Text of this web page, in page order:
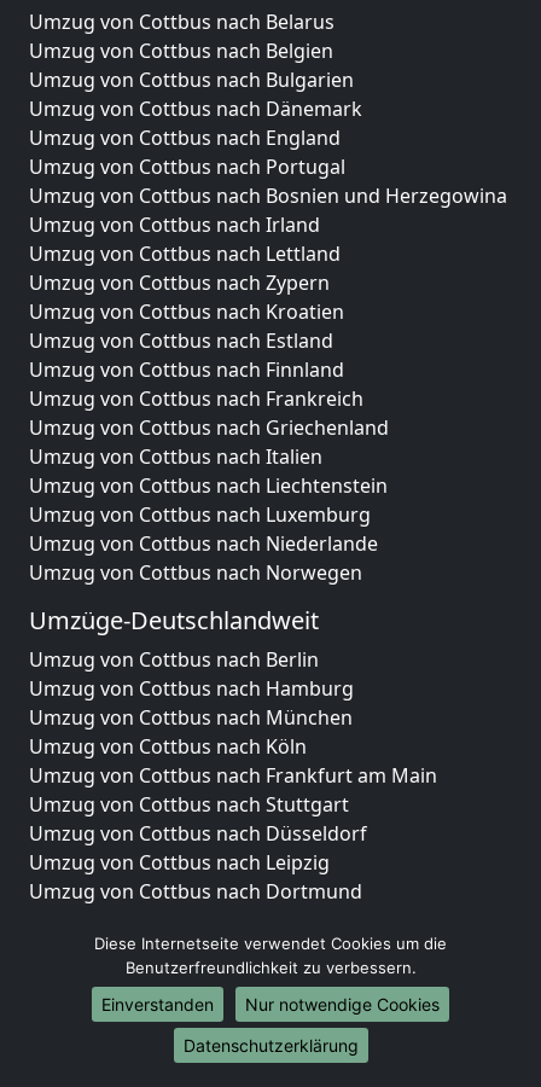
Umzug von Cottbus nach Belarus
Umzug von Cottbus nach Belgien
Umzug von Cottbus nach Bulgarien
Umzug von Cottbus nach Dänemark
Umzug von Cottbus nach England
Umzug von Cottbus nach Portugal
Umzug von Cottbus nach Bosnien und Herzegowina
Umzug von Cottbus nach Irland
Umzug von Cottbus nach Lettland
Umzug von Cottbus nach Zypern
Umzug von Cottbus nach Kroatien
Umzug von Cottbus nach Estland
Umzug von Cottbus nach Finnland
Umzug von Cottbus nach Frankreich
Umzug von Cottbus nach Griechenland
Umzug von Cottbus nach Italien
Umzug von Cottbus nach Liechtenstein
Umzug von Cottbus nach Luxemburg
Umzug von Cottbus nach Niederlande
Umzug von Cottbus nach Norwegen
Umzüge-Deutschlandweit
Umzug von Cottbus nach Berlin
Umzug von Cottbus nach Hamburg
Umzug von Cottbus nach München
Umzug von Cottbus nach Köln
Umzug von Cottbus nach Frankfurt am Main
Umzug von Cottbus nach Stuttgart
Umzug von Cottbus nach Düsseldorf
Umzug von Cottbus nach Leipzig
Umzug von Cottbus nach Dortmund
Umzug von Cottbus nach Bremen
Umzug von Cottbus nach Dresden
Umzug von Cottbus nach Hannover
Umzug von Cottbus nach Nürnberg
Umzug von Cottbus nach Duisburg
Diese Internetseite verwendet Cookies um die
Benutzerfreundlichkeit zu verbessern.
Einverstanden
Nur notwendige Cookies
Datenschutzerklärung